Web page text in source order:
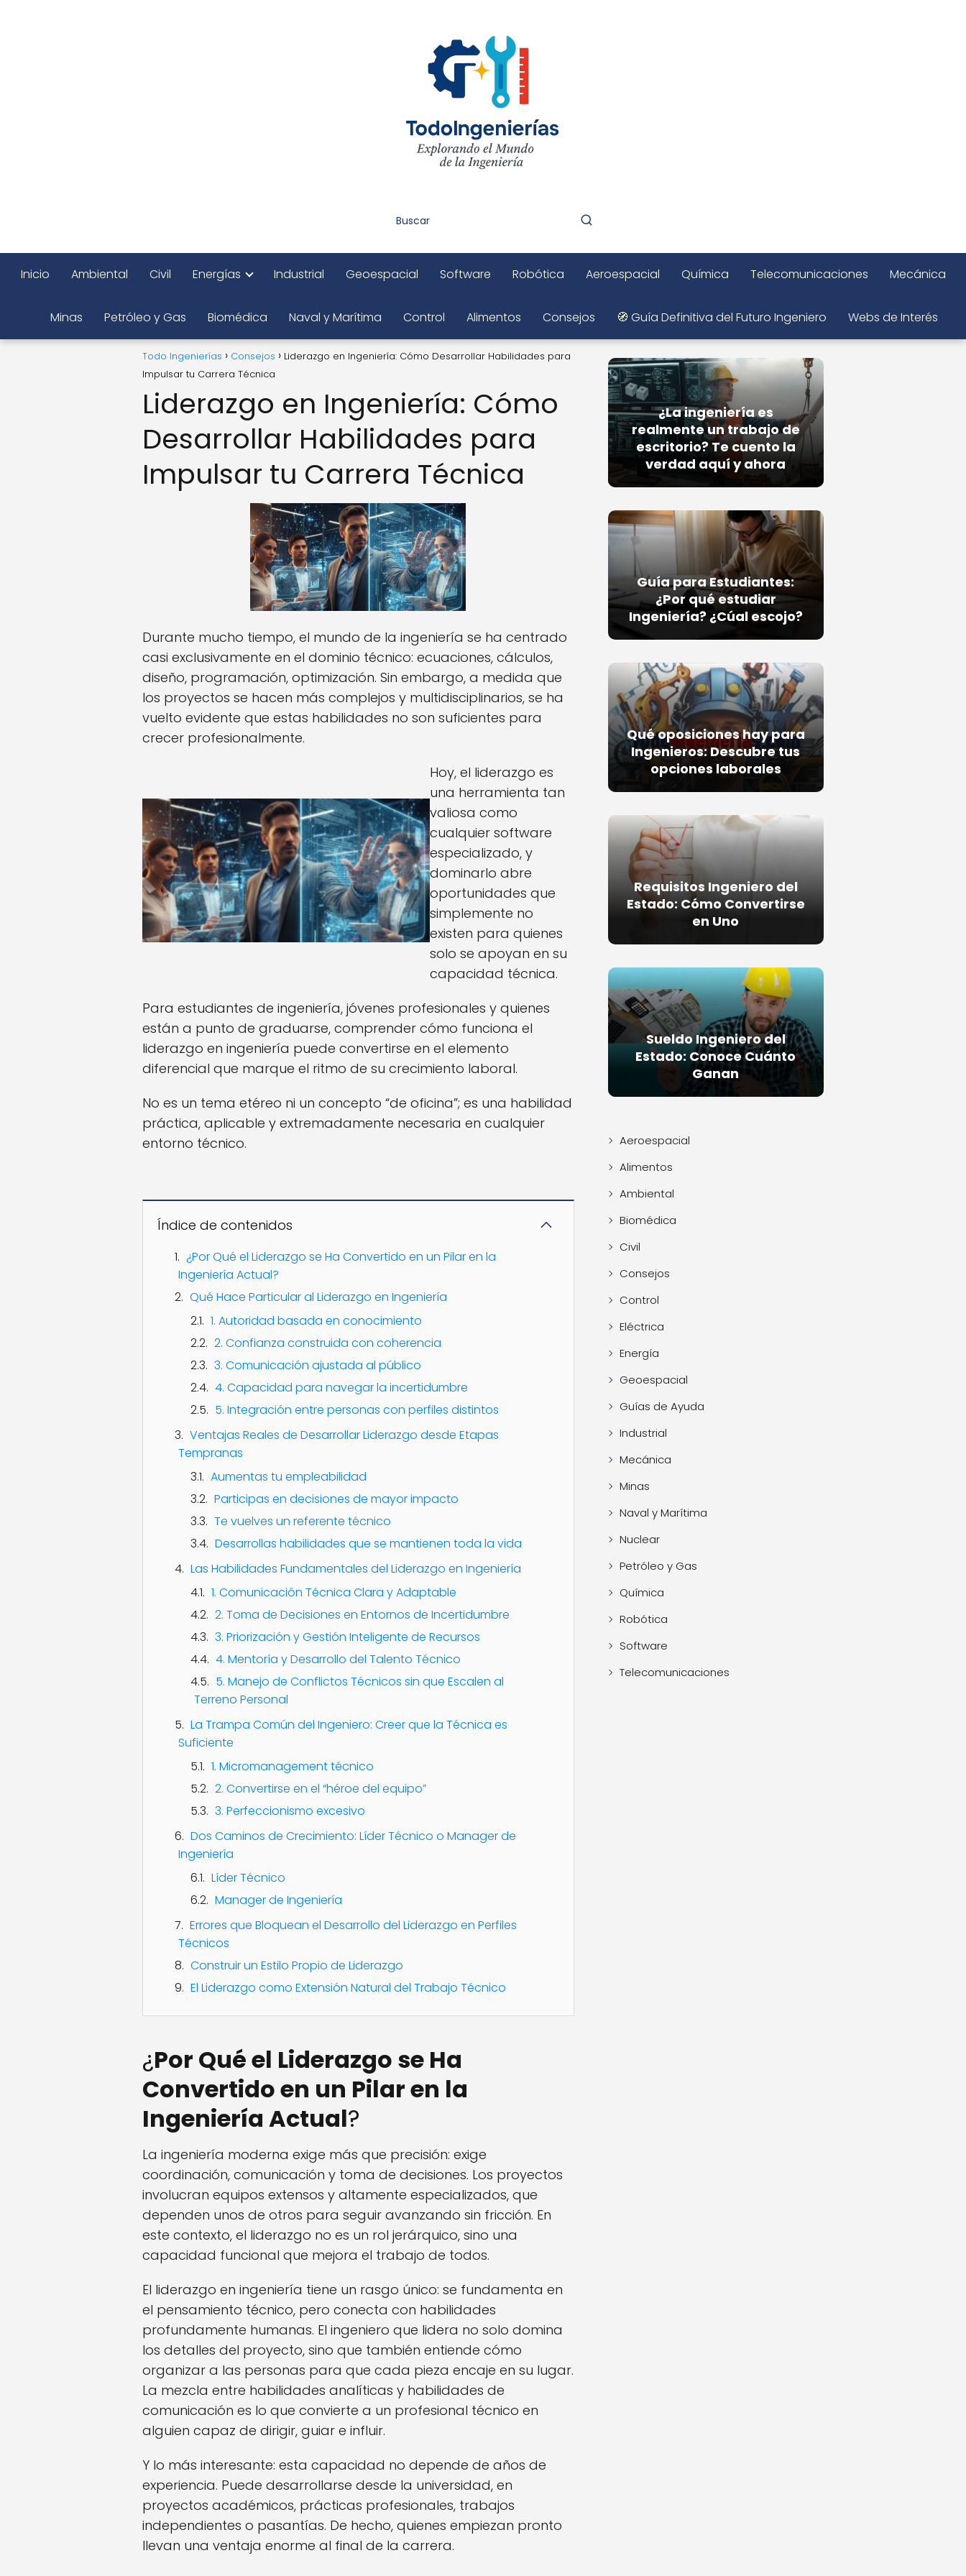
Inicio Ambiental Civil Energías Industrial Geoespacial Software Robótica Aeroespacial Química Telecomunicaciones Mecánica
Minas Petróleo y Gas Biomédica Naval y Marítima Control Alimentos Consejos 🧭 Guía Definitiva del Futuro Ingeniero Webs de Interés
Todo Ingenierías Consejos
Liderazgo en Ingeniería: Cómo Desarrollar Habilidades para
Impulsar tu Carrera Técnica
Liderazgo en Ingeniería: Cómo
Desarrollar Habilidades para
Impulsar tu Carrera Técnica
Durante mucho tiempo, el mundo de la ingeniería se ha centrado
casi exclusivamente en el dominio técnico: ecuaciones, cálculos,
diseño, programación, optimización. Sin embargo, a medida que
los proyectos se hacen más complejos y multidisciplinarios, se ha
vuelto evidente que estas habilidades no son suficientes para
crecer profesionalmente.
Hoy, el liderazgo es
una herramienta tan
valiosa como
cualquier software
especializado, y
dominarlo abre
oportunidades que
simplemente no
existen para quienes
solo se apoyan en su
capacidad técnica.
Para estudiantes de ingeniería, jóvenes profesionales y quienes
están a punto de graduarse, comprender cómo funciona el
liderazgo en ingeniería puede convertirse en el elemento
diferencial que marque el ritmo de su crecimiento laboral.
No es un tema etéreo ni un concepto “de oficina”; es una habilidad
práctica, aplicable y extremadamente necesaria en cualquier
entorno técnico.
Índice de contenidos
¿Por Qué el Liderazgo se Ha Convertido en un Pilar en la
Ingeniería Actual?
Qué Hace Particular al Liderazgo en Ingeniería
1. Autoridad basada en conocimiento
2. Confianza construida con coherencia
3. Comunicación ajustada al público
4. Capacidad para navegar la incertidumbre
5. Integración entre personas con perfiles distintos
Ventajas Reales de Desarrollar Liderazgo desde Etapas
Tempranas
Aumentas tu empleabilidad
Participas en decisiones de mayor impacto
Te vuelves un referente técnico
Desarrollas habilidades que se mantienen toda la vida
Las Habilidades Fundamentales del Liderazgo en Ingeniería
1. Comunicación Técnica Clara y Adaptable
2. Toma de Decisiones en Entornos de Incertidumbre
3. Priorización y Gestión Inteligente de Recursos
4. Mentoría y Desarrollo del Talento Técnico
5. Manejo de Conflictos Técnicos sin que Escalen al
Terreno Personal
La Trampa Común del Ingeniero: Creer que la Técnica es
Suficiente
1. Micromanagement técnico
2. Convertirse en el “héroe del equipo”
3. Perfeccionismo excesivo
Dos Caminos de Crecimiento: Líder Técnico o Manager de
Ingeniería
Líder Técnico
Manager de Ingeniería
Errores que Bloquean el Desarrollo del Liderazgo en Perfiles
Técnicos
Construir un Estilo Propio de Liderazgo
El Liderazgo como Extensión Natural del Trabajo Técnico
¿Por Qué el Liderazgo se Ha
Convertido en un Pilar en la
Ingeniería Actual?
La ingeniería moderna exige más que precisión: exige
coordinación, comunicación y toma de decisiones. Los proyectos
involucran equipos extensos y altamente especializados, que
dependen unos de otros para seguir avanzando sin fricción. En
este contexto, el liderazgo no es un rol jerárquico, sino una
capacidad funcional que mejora el trabajo de todos.
El liderazgo en ingeniería tiene un rasgo único: se fundamenta en
el pensamiento técnico, pero conecta con habilidades
profundamente humanas. El ingeniero que lidera no solo domina
los detalles del proyecto, sino que también entiende cómo
organizar a las personas para que cada pieza encaje en su lugar.
La mezcla entre habilidades analíticas y habilidades de
comunicación es lo que convierte a un profesional técnico en
alguien capaz de dirigir, guiar e influir.
Y lo más interesante: esta capacidad no depende de años de
experiencia. Puede desarrollarse desde la universidad, en
proyectos académicos, prácticas profesionales, trabajos
independientes o pasantías. De hecho, quienes empiezan pronto
llevan una ventaja enorme al final de la carrera.
¿La ingeniería es
realmente un trabajo de
escritorio? Te cuento la
verdad aquí y ahora
Guía para Estudiantes:
¿Por qué estudiar
Ingeniería? ¿Cúal escojo?
Qué oposiciones hay para
Ingenieros: Descubre tus
opciones laborales
Requisitos Ingeniero del
Estado: Cómo Convertirse
en Uno
Sueldo Ingeniero del
Estado: Conoce Cuánto
Ganan
Aeroespacial
Alimentos
Ambiental
Biomédica
Civil
Consejos
Control
Eléctrica
Energía
Geoespacial
Guías de Ayuda
Industrial
Mecánica
Minas
Naval y Marítima
Nuclear
Petróleo y Gas
Química
Robótica
Software
Telecomunicaciones